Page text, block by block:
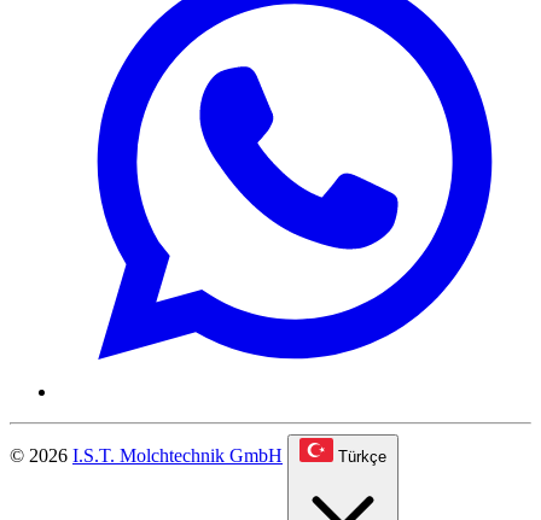
© 2026 I.S.T. Molchtechnik GmbH Türkçe